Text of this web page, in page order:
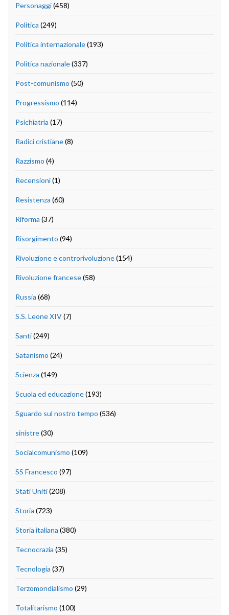
Personaggi(458)
Politica (249)
Politica internazionale(193)
Politica nazionale(337)
Post-comunismo (50)
Progressismo (114)
Psichiatria (17)
Radici cristiane(8)
Razzismo (4)
Recensioni(1)
Resistenza (60)
Riforma (37)
Risorgimento (94)
Rivoluzione e controrivoluzione(154)
Rivoluzione francese(58)
Russia (68)
S.S. Leone XIV(7)
Santi(249)
Satanismo (24)
Scienza (149)
Scuola ed educazione(193)
Sguardo sul nostro tempo (536)
sinistre(30)
Socialcomunismo (109)
SS Francesco (97)
Stati Uniti(208)
Storia (723)
Storia italiana (380)
Tecnocrazia (35)
Tecnologia (37)
Terzomondialismo (29)
Totalitarismo (100)